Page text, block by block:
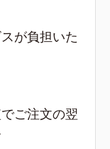
が負担いた
ご注文の翌